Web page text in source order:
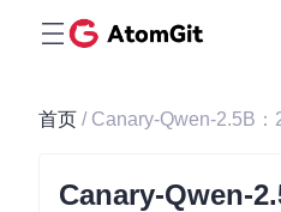
首页 / Canary-Qwen-2.5B
Canary-Qwen-